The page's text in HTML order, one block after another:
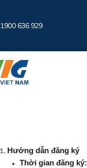
1900 636 929
Hướng dẫn đăng ký
Thời gian đăng ký: